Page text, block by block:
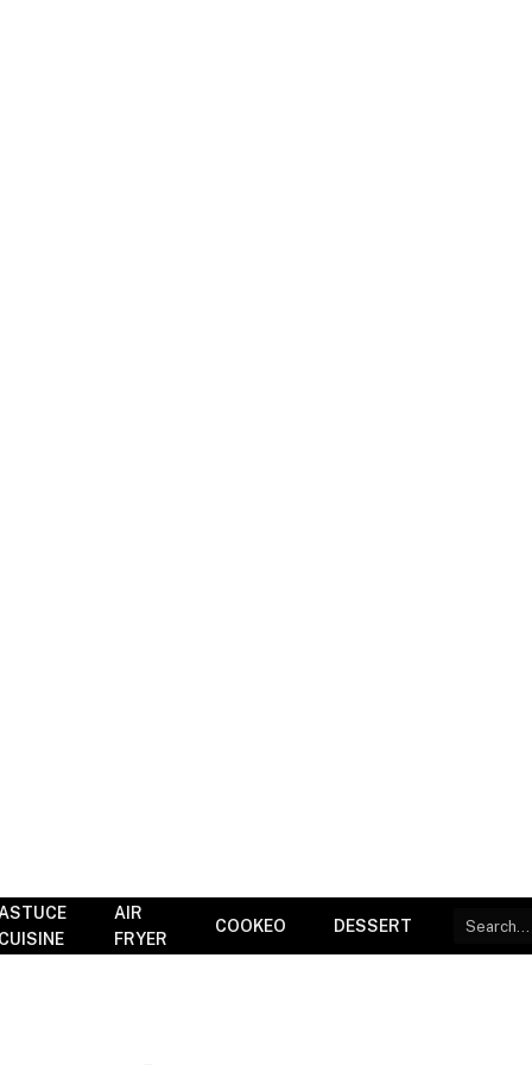
ASTUCE
CUISINE
AIR
FRYER
COOKEO DESSERT